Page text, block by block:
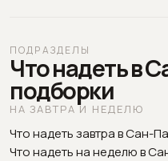
ПОДРАЗДЕЛЫ
Что надеть в
подборки
НА ЗАВТРА И НЕДЕЛЮ
Что надеть завтра в Сан-
Что надеть на неделю в